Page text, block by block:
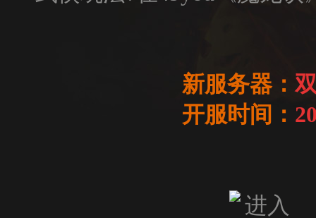
新服务器：
开服时间：